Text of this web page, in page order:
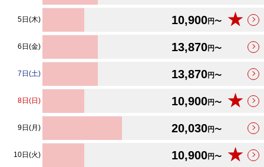
5日(木) 10,900円〜 ★
6日(金) 13,870円〜
7日(土) 13,870円〜
8日(日) 10,900円〜 ★
9日(月) 20,030円〜
10日(火) 10,900円〜 ★